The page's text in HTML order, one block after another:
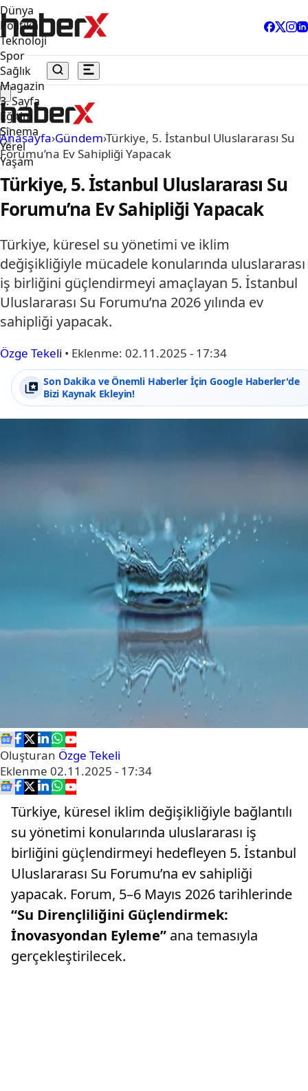
Dünya
Politika
Teknoloji
Spor
Sağlık
Magazin
3. Sayfa
Eğitim
Sinema
Yerel
Yaşam
Anasayfa›Gündem›Türkiye, 5. İstanbul Uluslararası Su
Forumu’na Ev Sahipliği Yapacak
Türkiye, 5. İstanbul Uluslararası Su
Forumu’na Ev Sahipliği Yapacak
Türkiye, küresel su yönetimi ve iklim
değişikliğiyle mücadele konularında uluslararası
iş birliğini güçlendirmeyi amaçlayan 5. İstanbul
Uluslararası Su Forumu’na 2026 yılında ev
sahipliği yapacak.
Özge Tekeli • Eklenme: 02.11.2025 - 17:34
Son Dakika ve Önemli Haberler İçin Google Haberler'de
Bizi Kaynak Ekleyin!
Oluşturan Özge Tekeli
Eklenme 02.11.2025 - 17:34
Türkiye, küresel iklim değişikliğiyle bağlantılı
su yönetimi konularında uluslararası iş
birliğini güçlendirmeyi hedefleyen 5. İstanbul
Uluslararası Su Forumu’na ev sahipliği
yapacak. Forum, 5–6 Mayıs 2026 tarihlerinde
“Su Dirençliliğini Güçlendirmek:
İnovasyondan Eyleme” ana temasıyla
gerçekleştirilecek.